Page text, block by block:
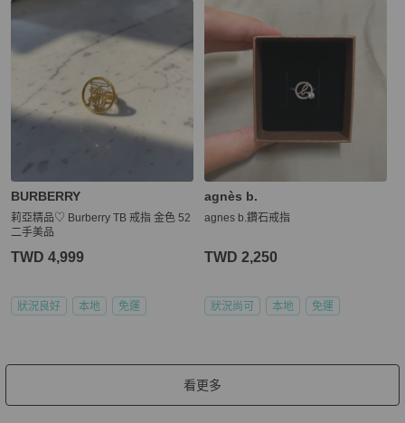
BURBERRY
莉亞精品♡ Burberry TB 戒指 金色 52
二手美品
TWD 4,999
狀況良好 本地 免運
agnès b.
agnes b.鑽石戒指
TWD 2,250
狀況尚可 本地 免運
看更多